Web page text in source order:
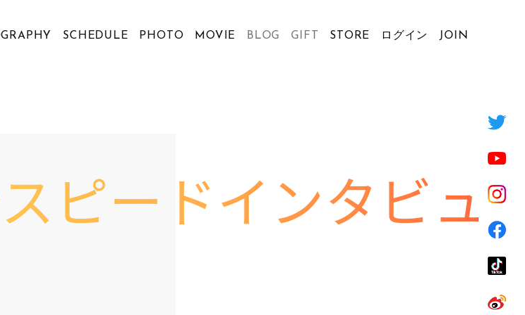
SCHEDULE PHOTO MOVIE BLOG GIFT STORE ログイン JOIN
ピードインタビュ